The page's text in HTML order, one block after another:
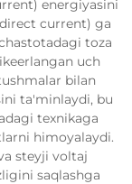
energiyasini
current) ga
toza
uch
bilan
ta'minlaydi, bu
texnikaga
himoyalaydi.
steyji voltaj
saqlashga